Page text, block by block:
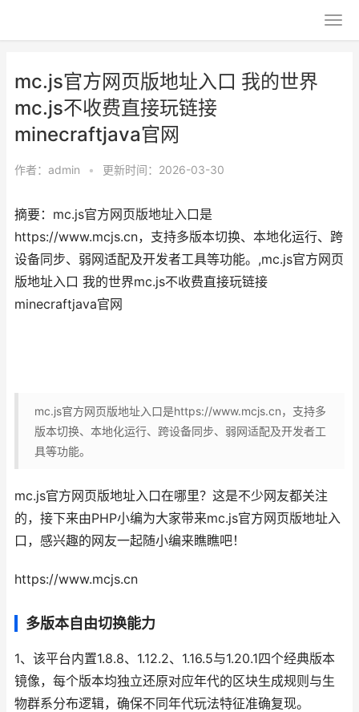
mc.js官方网页版地址入口 我的世界
mc.js不收费直接玩链接
minecraftjava官网
作者： admin • 更新时间：2026-03-30
摘要：mc.js官方网页版地址入口是
https://www.mcjs.cn，支持多版本切换、本地化运行、跨
设备同步、弱网适配及开发者工具等功能。,mc.js官方网页
版地址入口 我的世界mc.js不收费直接玩链接
minecraftjava官网
mc.js官方网页版地址入口是https://www.mcjs.cn，支持多
版本切换、本地化运行、跨设备同步、弱网适配及开发者工
具等功能。
mc.js官方网页版地址入口在哪里？这是不少网友都关注
的，接下来由PHP小编为大家带来mc.js官方网页版地址入
口，感兴趣的网友一起随小编来瞧瞧吧！
https://www.mcjs.cn
多版本自由切换能力
1、该平台内置1.8.8、1.12.2、1.16.5与1.20.1四个经典版本
镜像，每个版本均独立还原对应年代的区块生成规则与生
物群系分布逻辑，确保不同年代玩法特征准确复现。